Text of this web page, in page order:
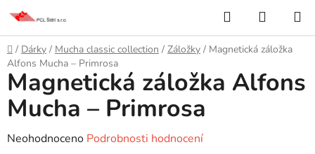
Přejít
obsah
Hledat
KOŠÍK
Domů
/ Dárky / Mucha classic collection / Záložky / Magnetická záložka
Alfons Mucha – Primrosa
Magnetická záložka Alfons
Mucha – Primrosa
Průměrné
Neohodnoceno Podrobnosti hodnocení